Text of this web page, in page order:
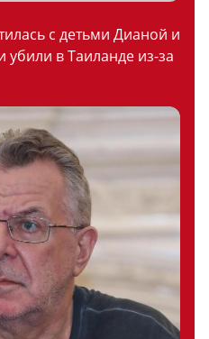
с детьми Дианой и
убили в Таиланде из-за